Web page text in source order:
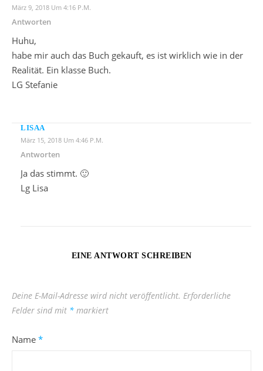
März 9, 2018 Um 4:16 P.m.
Antworten
Huhu,
habe mir auch das Buch gekauft, es ist wirklich wie in der
Realität. Ein klasse Buch.
LG Stefanie
LISAA
März 15, 2018 Um 4:46 P.m.
Antworten
Ja das stimmt. 🙂
Lg Lisa
EINE ANTWORT SCHREIBEN
Deine E-Mail-Adresse wird nicht veröffentlicht. Erforderliche
Felder sind mit * markiert
Name *